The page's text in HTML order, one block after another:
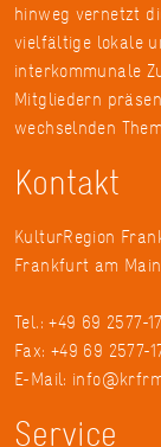
hinweg vernetzt
vielfältige lokale
interkommunale
Mitgliedern
wechselnden
Kontakt
KulturRegion
Frankfurt am Main
Tel.: +49 69 2577-
Fax: +49 69 2577-
E-Mail:
Service